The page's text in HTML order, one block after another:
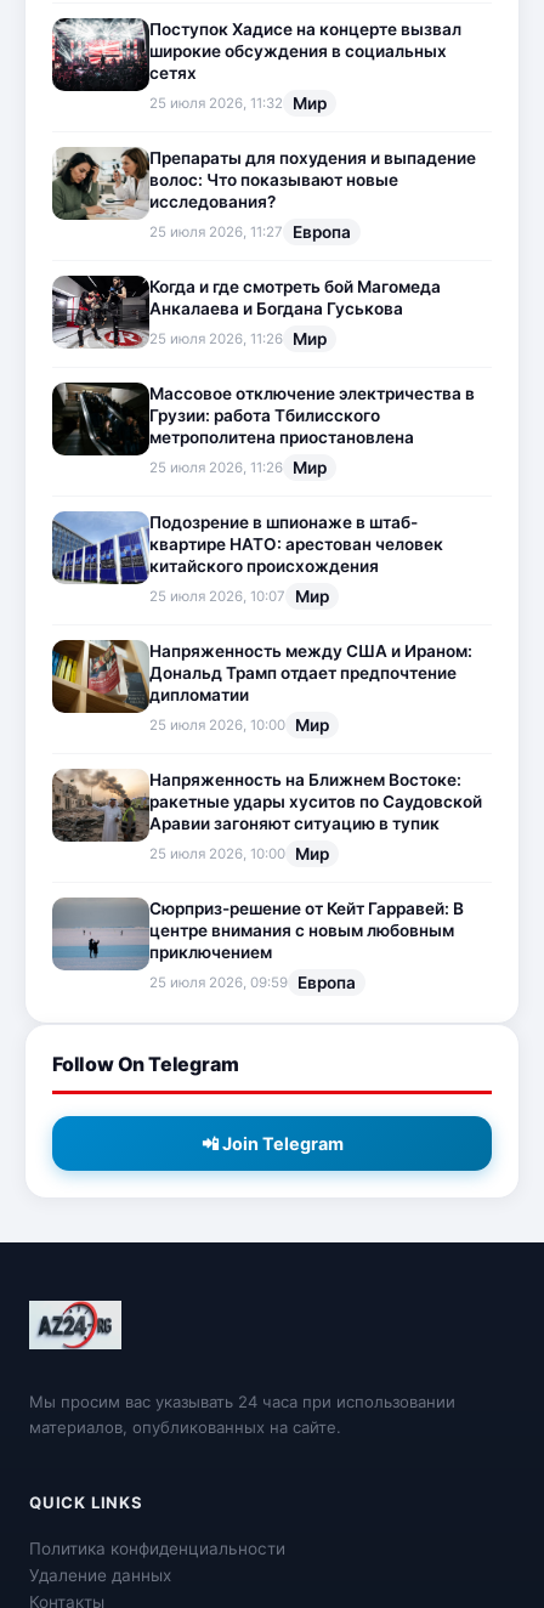
Поступок Хадисе на концерте вызвал
широкие обсуждения в социальных
сетях
25 июля 2026, 11:32 Мир
Препараты для похудения и выпадение
волос: Что показывают новые
исследования?
25 июля 2026, 11:27 Европа
Когда и где смотреть бой Магомеда
Анкалаева и Богдана Гуськова
25 июля 2026, 11:26 Мир
Массовое отключение электричества в
Грузии: работа Тбилисского
метрополитена приостановлена
25 июля 2026, 11:26 Мир
Подозрение в шпионаже в штаб-
квартире НАТО: арестован человек
китайского происхождения
25 июля 2026, 10:07 Мир
Напряженность между США и Ираном:
Дональд Трамп отдает предпочтение
дипломатии
25 июля 2026, 10:00 Мир
Напряженность на Ближнем Востоке:
ракетные удары хуситов по Саудовской
Аравии загоняют ситуацию в тупик
25 июля 2026, 10:00 Мир
Сюрприз-решение от Кейт Гарравей: В
центре внимания с новым любовным
приключением
25 июля 2026, 09:59 Европа
Follow On Telegram
📲 Join Telegram
Мы просим вас указывать 24 часа при использовании
материалов, опубликованных на сайте.
QUICK LINKS
Политика конфиденциальности
Удаление данных
Контакты